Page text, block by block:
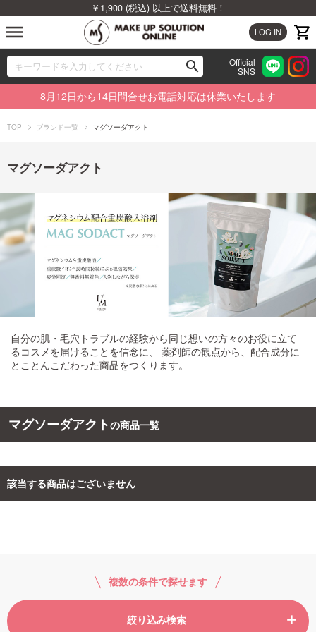
￥1,900 (税込) 以上で送料無料！
LOG IN
menu
search
00
Official
SNS
ブランドから探す
カテゴリから探す
特集から探す
ビューティジャーナルから探す
ご利用ガイド
ログイン・新規会員登録
8月12日から14日問合せお電話対応は休業いたします
TOP ブランド一覧 マグソーダアクト
マグソーダアクト
自分の肌・毛穴トラブルの経験から同じ想いの方々のお役に立て
るコスメを届けることを信念に、 薬剤師の観点から、配合成分に
とことんこだわった商品をつくります。
マグソーダアクトの商品一覧
該当する商品はございません
複数の条件で探せます
絞り込み検索